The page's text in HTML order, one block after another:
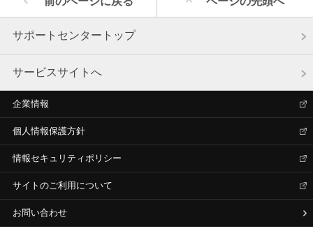
サポートセンタートップ
サービスサイトへ
企業情報
個人情報保護方針
情報セキュリティポリシー
サイトのご利用について
お問い合わせ